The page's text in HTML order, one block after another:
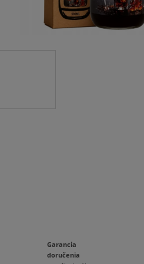
Garancia
doručenia